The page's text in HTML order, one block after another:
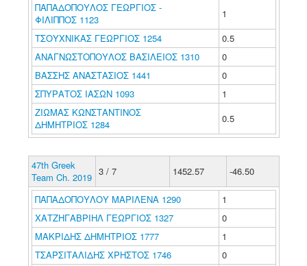
ΠΑΠΑΔΟΠΟΥΛΟΣ ΓΕΩΡΓΙΟΣ -
ΦΙΛΙΠΠΟΣ 1123
1
ΤΣΟΥΧΝΙΚΑΣ ΓΕΩΡΓΙΟΣ 1254
0.5
ΑΝΑΓΝΩΣΤΟΠΟΥΛΟΣ ΒΑΣΙΛΕΙΟΣ 1310
0
ΒΑΣΣΗΣ ΑΝΑΣΤΑΣΙΟΣ 1441
0
ΣΠΥΡΑΤΟΣ ΙΑΣΩΝ 1093
1
ΖΙΩΜΑΣ ΚΩΝΣΤΑΝΤΙΝΟΣ
ΔΗΜΗΤΡΙΟΣ 1284
0.5
47th Greek
Team Ch. 2019 3 / 7 1452.57 -46.50
ΠΑΠΑΔΟΠΟΥΛΟΥ ΜΑΡΙΛΕΝΑ 1290
1
ΧΑΤΖΗΓΑΒΡΙΗΛ ΓΕΩΡΓΙΟΣ 1327
0
ΜΑΚΡΙΔΗΣ ΔΗΜΗΤΡΙΟΣ 1777
1
ΤΣΑΡΣΙΤΑΛΙΔΗΣ ΧΡΗΣΤΟΣ 1746
0